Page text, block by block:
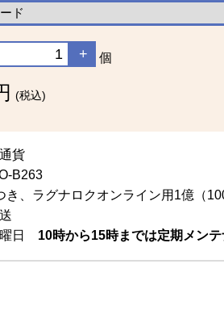
+ 個
(税込)
貨
B263
き、ラグナロクオンライン用1億（
曜日 10時から15時までは定期メンテ